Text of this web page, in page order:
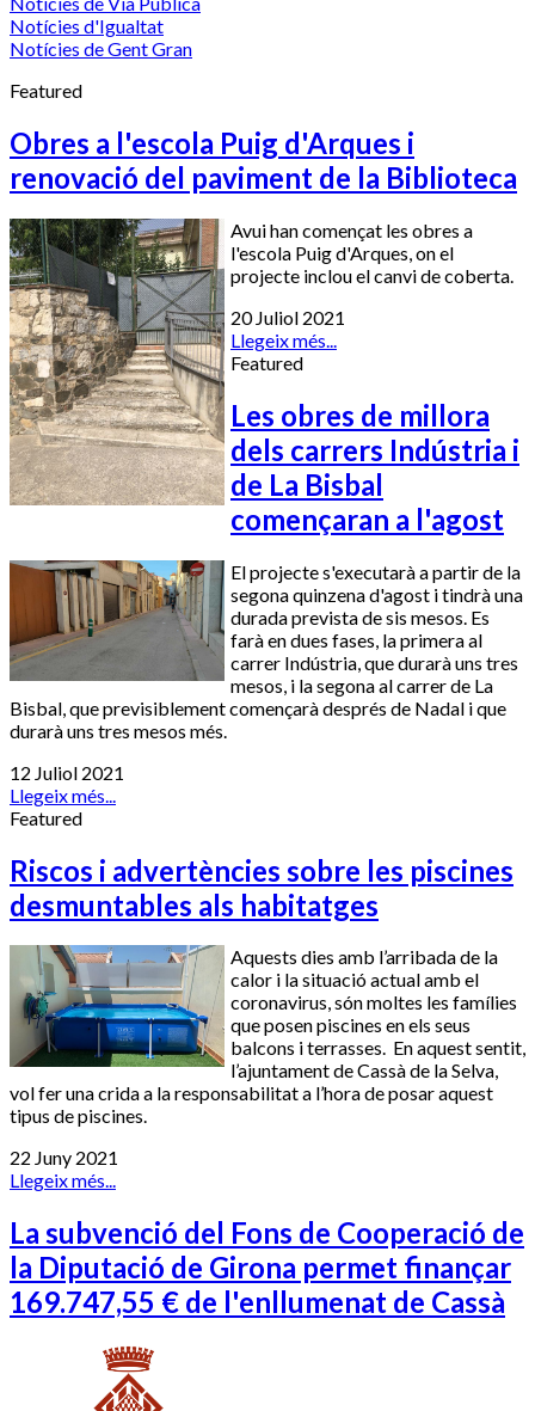
Notícies d'Igualtat
Notícies de Gent Gran
Featured
Obres a l'escola Puig d'Arques i
renovació del paviment de la Biblioteca
Avui han començat les obres a
l'escola Puig d'Arques, on el
projecte inclou el canvi de coberta.
20 Juliol 2021
Llegeix més...
Featured
Les obres de millora
dels carrers Indústria i
de La Bisbal
començaran a l'agost
El projecte s'executarà a partir de la
segona quinzena d'agost i tindrà una
durada prevista de sis mesos. Es
farà en dues fases, la primera al
carrer Indústria, que durarà uns tres
mesos, i la segona al carrer de La
Bisbal, que previsiblement començarà després de Nadal i que
durarà uns tres mesos més.
12 Juliol 2021
Llegeix més...
Featured
Riscos i advertències sobre les piscines
desmuntables als habitatges
Aquests dies amb l’arribada de la
calor i la situació actual amb el
coronavirus, són moltes les famílies
que posen piscines en els seus
balcons i terrasses. En aquest sentit,
l’ajuntament de Cassà de la Selva,
vol fer una crida a la responsabilitat a l’hora de posar aquest
tipus de piscines.
22 Juny 2021
Llegeix més...
La subvenció del Fons de Cooperació de
la Diputació de Girona permet finançar
169.747,55 € de l'enllumenat de Cassà